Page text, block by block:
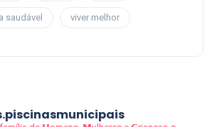
saudável viver melhor